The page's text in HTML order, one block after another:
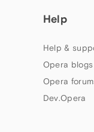
Help
Help &
Opera blogs
Opera
Dev.Opera